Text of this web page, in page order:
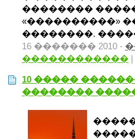
��������
«����������»
��������.
16 ������� 2010 -
������������
10 �����
��������